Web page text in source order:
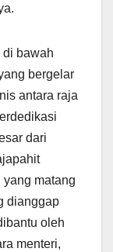
di bawah
bergelar
antara raja
dari
matang
dianggap
oleh
menteri,